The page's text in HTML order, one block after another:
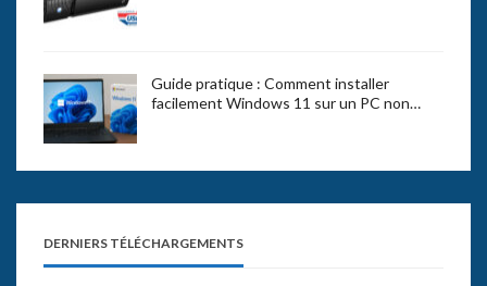
Guide pratique : Comment installer
facilement Windows 11 sur un PC non…
DERNIERS TÉLÉCHARGEMENTS